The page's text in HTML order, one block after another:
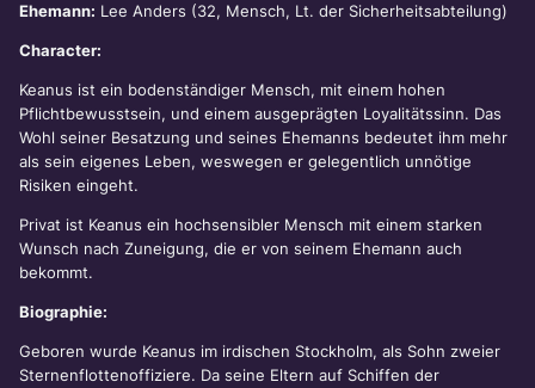
Ehemann: Lee Anders (32, Mensch, Lt. der Sicherheitsabteilung)
Character:
Keanus ist ein bodenständiger Mensch, mit einem hohen
Pflichtbewusstsein, und einem ausgeprägten Loyalitätssinn. Das
Wohl seiner Besatzung und seines Ehemanns bedeutet ihm mehr
als sein eigenes Leben, weswegen er gelegentlich unnötige
Risiken eingeht.
Privat ist Keanus ein hochsensibler Mensch mit einem starken
Wunsch nach Zuneigung, die er von seinem Ehemann auch
bekommt.
Biographie:
Geboren wurde Keanus im irdischen Stockholm, als Sohn zweier
Sternenflottenoffiziere. Da seine Eltern auf Schiffen der